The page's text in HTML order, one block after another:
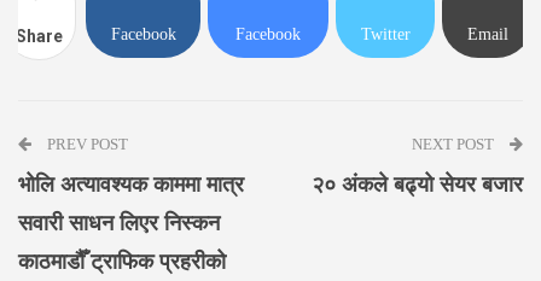
Share Facebook Facebook Twitter Email
PREV POST
भोलि अत्यावश्यक काममा मात्र
सवारी साधन लिएर निस्कन
काठमाडौँ ट्राफिक प्रहरीको
NEXT POST
२० अंकले बढ्यो सेयर बजार